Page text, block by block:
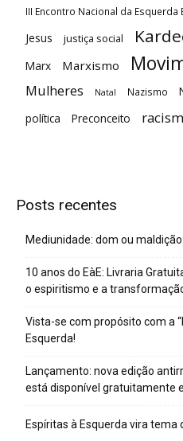
III Encontro Nacional da Esquerda
Jesus justiça social
Marx Marxismo
Mulheres Natal Nazismo
política Preconceito
Posts recentes
Mediunidade: dom ou
10 anos do EàE: Livraria
o espiritismo e a
Vista-se com propósito com a
Esquerda!
Lançamento: nova edição
está disponível gratuitamente
Espíritas à Esquerda vira tema